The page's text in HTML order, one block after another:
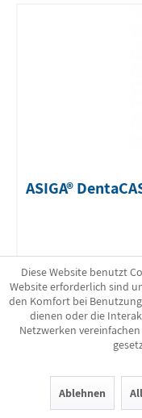
ASIGA®
149,00 € *
Diese Website benutzt
Website erforderlich sind
den Komfort bei
dienen oder die
Netzwerken
Ablehnen